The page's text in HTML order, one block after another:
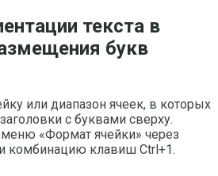
текста в
букв
или диапазон ячеек, в которых
с буквами сверху.
меню «Формат ячейки» через
комбинацию клавиш Ctrl+1.